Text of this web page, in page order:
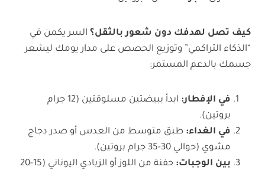
كيف تصل لهدفك دون شعور بالثقل؟ السر يكمن في
“الذكاء التراكمي” وتوزيع الحصص على مدار يومك ليشعر
جسمك بالدعم المستمر:
في الإفطار:
ابدأ ببيضتين مسلوقتين (12 جرام
بروتين).
في الغداء: طبق متوسط من العدس أو صدر دجاج
مشوي (حوالي 30-35 جرام بروتين).
بين الوجبات:
حفنة من اللوز أو الزبادي اليوناني (15-20